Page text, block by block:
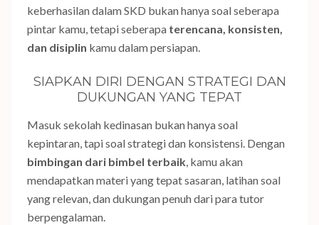
keberhasilan dalam SKD bukan hanya soal seberapa
pintar kamu, tetapi seberapa terencana, konsisten,
dan disiplin kamu dalam persiapan.
SIAPKAN DIRI DENGAN STRATEGI DAN
DUKUNGAN YANG TEPAT
Masuk sekolah kedinasan bukan hanya soal
kepintaran, tapi soal strategi dan konsistensi. Dengan
bimbingan dari bimbel terbaik, kamu akan
mendapatkan materi yang tepat sasaran, latihan soal
yang relevan, dan dukungan penuh dari para tutor
berpengalaman.